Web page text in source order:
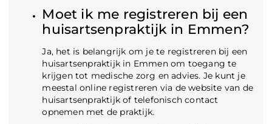
Moet ik me registreren bij een
huisartsenpraktijk in Emmen?
Ja, het is belangrijk om je te registreren bij een
huisartsenpraktijk in Emmen om toegang te
krijgen tot medische zorg en advies. Je kunt je
meestal online registreren via de website van de
huisartsenpraktijk of telefonisch contact
opnemen met de praktijk.